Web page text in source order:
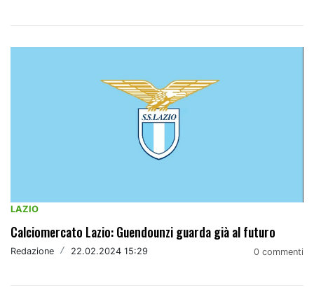
LAZIO
Calciomercato Lazio: Guendounzi guarda già al futuro
Redazione / 22.02.2024 15:29 0 commenti